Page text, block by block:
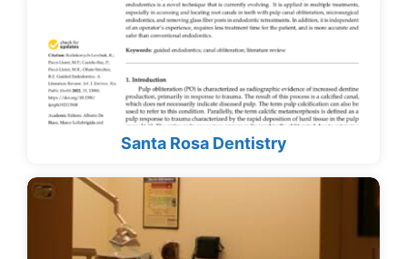
Santa Rosa Dentistry